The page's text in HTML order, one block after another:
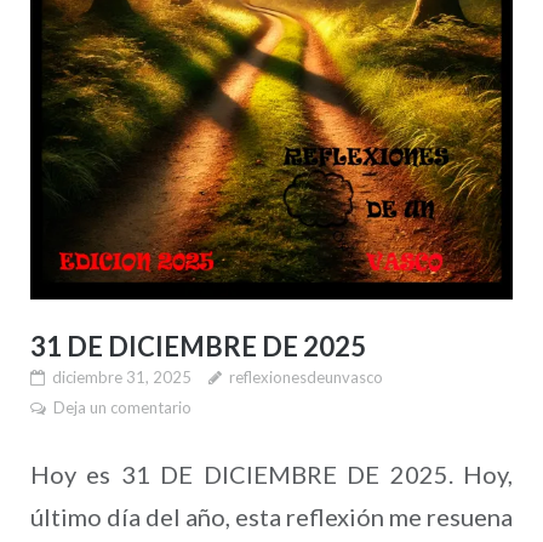
31 DE DICIEMBRE DE 2025
diciembre 31, 2025
reflexionesdeunvasco
Deja un comentario
Hoy es 31 DE DICIEMBRE DE 2025. Hoy,
último día del año, esta reflexión me resuena